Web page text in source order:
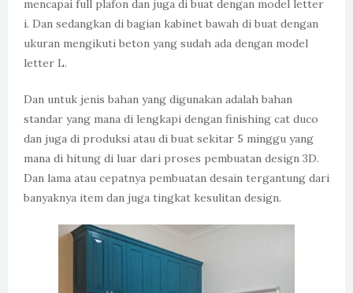
mencapai full plafon dan juga di buat dengan model letter
i. Dan sedangkan di bagian kabinet bawah di buat dengan
ukuran mengikuti beton yang sudah ada dengan model
letter L.
Dan untuk jenis bahan yang digunakan adalah bahan
standar yang mana di lengkapi dengan finishing cat duco
dan juga di produksi atau di buat sekitar 5 minggu yang
mana di hitung di luar dari proses pembuatan design 3D.
Dan lama atau cepatnya pembuatan desain tergantung dari
banyaknya item dan juga tingkat kesulitan design.